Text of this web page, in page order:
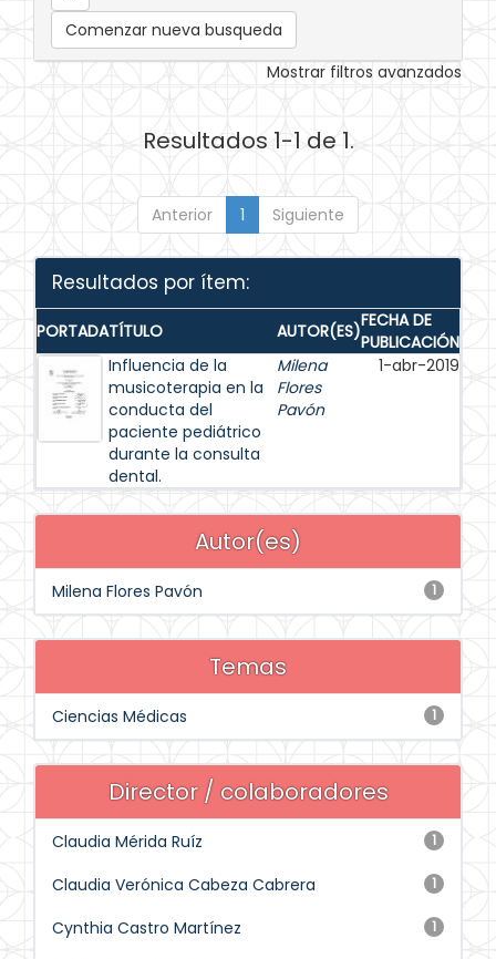
Comenzar nueva busqueda
Mostrar filtros avanzados
Resultados 1-1 de 1.
Anterior 1 Siguiente
Resultados por ítem:
PORTADATÍTULO AUTOR(ES)FECHA DE
PUBLICACIÓN
Influencia de la
musicoterapia en la
conducta del
paciente pediátrico
durante la consulta
dental.
Milena
Flores
Pavón
1-abr-2019
Autor(es)
1
Milena Flores Pavón
Temas
1
Ciencias Médicas
Director / colaboradores
1
Claudia Mérida Ruíz
1
Claudia Verónica Cabeza Cabrera
1
Cynthia Castro Martínez